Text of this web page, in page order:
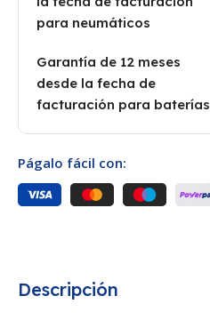
Descripción
para neumáticos
Garantía de 12 meses
desde la fecha de
facturación para baterías
Págalo fácil con: